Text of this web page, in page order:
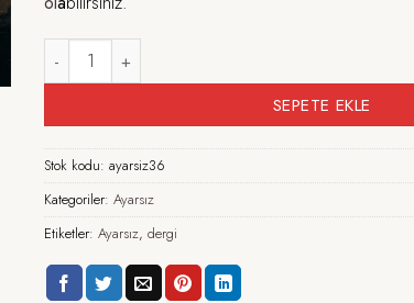
Ayarsız - Şubat 2019 Sayı: 36 adet
SEPETE EKLE
Stok kodu:ayarsiz36
Kategoriler:Ayarsız
Etiketler:Ayarsız,dergi